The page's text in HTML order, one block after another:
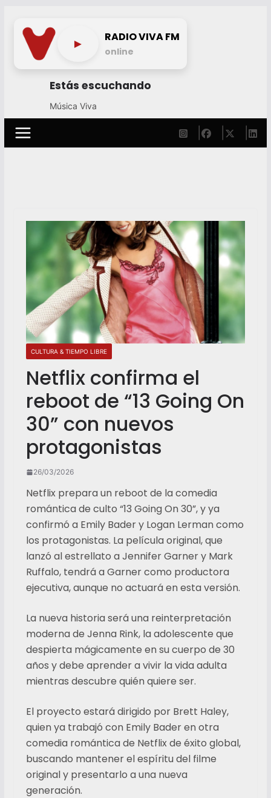
content
► RADIO VIVA FM
online
Estás escuchando
Música Viva
CULTURA & TIEMPO LIBRE
Netflix confirma el
reboot de “13 Going On
30” con nuevos
protagonistas
26/03/2026
Netflix prepara un reboot de la comedia
romántica de culto “13 Going On 30”, y ya
confirmó a Emily Bader y Logan Lerman como
los protagonistas. La película original, que
lanzó al estrellato a Jennifer Garner y Mark
Ruffalo, tendrá a Garner como productora
ejecutiva, aunque no actuará en esta versión.
La nueva historia será una reinterpretación
moderna de Jenna Rink, la adolescente que
despierta mágicamente en su cuerpo de 30
años y debe aprender a vivir la vida adulta
mientras descubre quién quiere ser.
El proyecto estará dirigido por Brett Haley,
quien ya trabajó con Emily Bader en otra
comedia romántica de Netflix de éxito global,
buscando mantener el espíritu del filme
original y presentarlo a una nueva
generación.